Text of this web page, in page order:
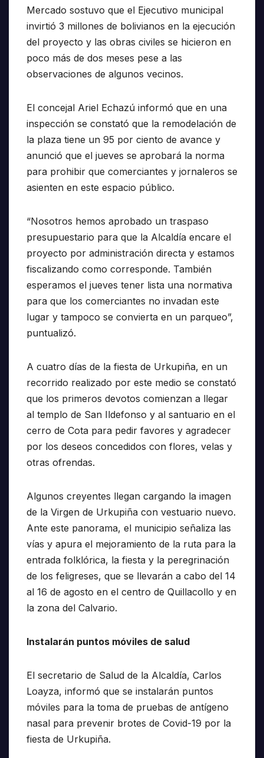
Mercado sostuvo que el Ejecutivo municipal
invirtió 3 millones de bolivianos en la ejecución
del proyecto y las obras civiles se hicieron en
poco más de dos meses pese a las
observaciones de algunos vecinos.
El concejal Ariel Echazú informó que en una
inspección se constató que la remodelación de
la plaza tiene un 95 por ciento de avance y
anunció que el jueves se aprobará la norma
para prohibir que comerciantes y jornaleros se
asienten en este espacio público.
“Nosotros hemos aprobado un traspaso
presupuestario para que la Alcaldía encare el
proyecto por administración directa y estamos
fiscalizando como corresponde. También
esperamos el jueves tener lista una normativa
para que los comerciantes no invadan este
lugar y tampoco se convierta en un parqueo”,
puntualizó.
A cuatro días de la fiesta de Urkupiña, en un
recorrido realizado por este medio se constató
que los primeros devotos comienzan a llegar
al templo de San Ildefonso y al santuario en el
cerro de Cota para pedir favores y agradecer
por los deseos concedidos con flores, velas y
otras ofrendas.
Algunos creyentes llegan cargando la imagen
de la Virgen de Urkupiña con vestuario nuevo.
Ante este panorama, el municipio señaliza las
vías y apura el mejoramiento de la ruta para la
entrada folklórica, la fiesta y la peregrinación
de los feligreses, que se llevarán a cabo del 14
al 16 de agosto en el centro de Quillacollo y en
la zona del Calvario.
Instalarán puntos móviles de salud
El secretario de Salud de la Alcaldía, Carlos
Loayza, informó que se instalarán puntos
móviles para la toma de pruebas de antígeno
nasal para prevenir brotes de Covid-19 por la
fiesta de Urkupiña.